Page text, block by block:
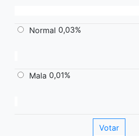
Normal 0,03%
Mala 0,01%